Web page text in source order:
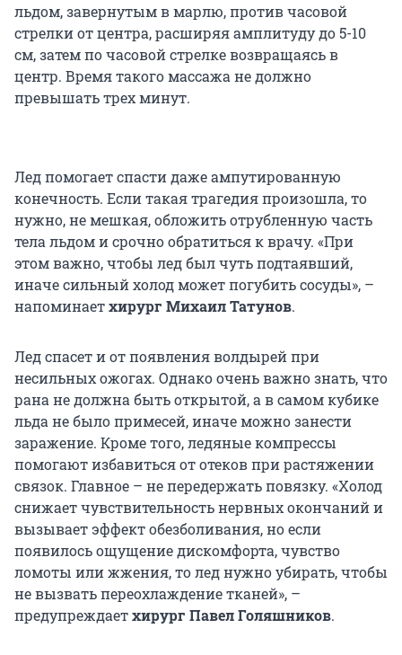
льдом, завернутым в марлю, против часовой
стрелки от центра, расширяя амплитуду до 5-10
см, затем по часовой стрелке возвращаясь в
центр. Время такого массажа не должно
превышать трех минут.
Лед помогает спасти даже ампутированную
конечность. Если такая трагедия произошла, то
нужно, не мешкая, обложить отрубленную часть
тела льдом и срочно обратиться к врачу. «При
этом важно, чтобы лед был чуть подтаявший,
иначе сильный холод может погубить сосуды», –
напоминаетхирург Михаил Татунов.
Лед спасет и от появления волдырей при
несильных ожогах. Однако очень важно знать, что
рана не должна быть открытой, а в самом кубике
льда не было примесей, иначе можно занести
заражение. Кроме того, ледяные компрессы
помогают избавиться от отеков при растяжении
связок. Главное – не передержать повязку. «Холод
снижает чувствительность нервных окончаний и
вызывает эффект обезболивания, но если
появилось ощущение дискомфорта, чувство
ломоты или жжения, то лед нужно убирать, чтобы
не вызвать переохлаждение тканей», –
предупреждаетхирург Павел Голяшников.